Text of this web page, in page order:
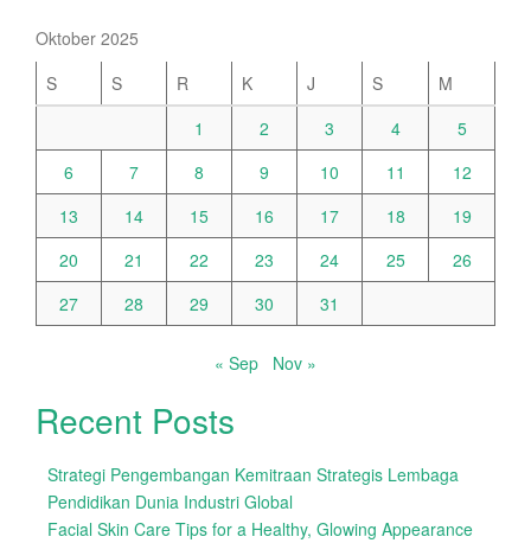
Oktober 2025
S
S R K J S
M
1
2 3 4
5
6
7 8 9 10 11
12
13
14 15 16 17 18
19
20
21 22 23 24 25
26
27
28 29 30 31
« Sep Nov »
Recent Posts
Strategi Pengembangan Kemitraan Strategis Lembaga
Pendidikan Dunia Industri Global
Facial Skin Care Tips for a Healthy, Glowing Appearance